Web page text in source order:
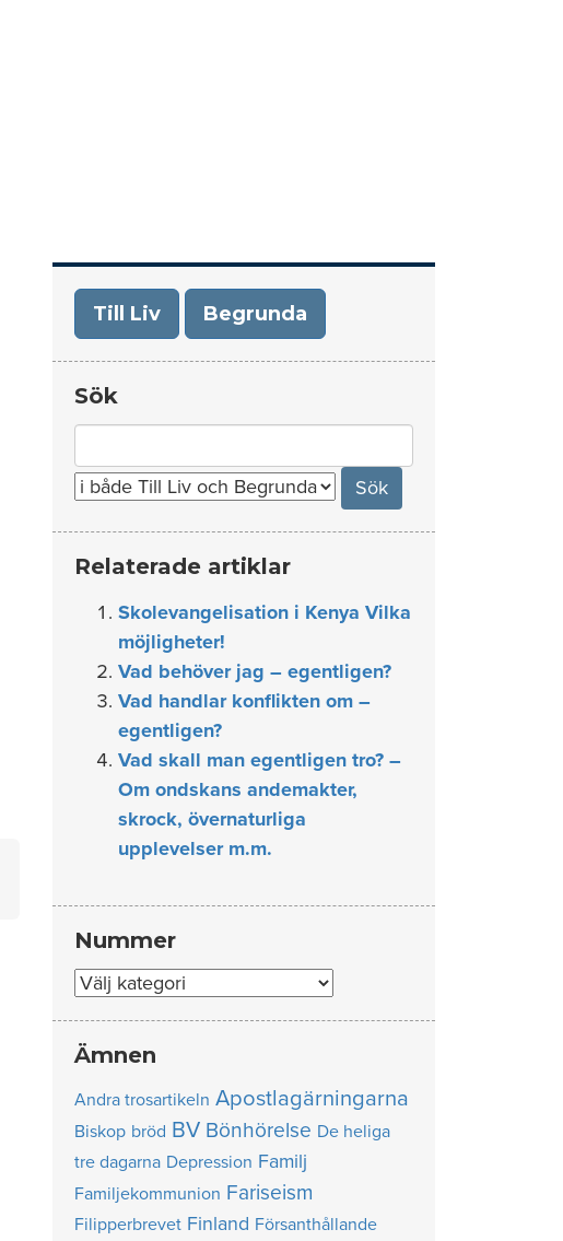
Till Liv Begrunda
Sök
for:
Relaterade artiklar
Skolevangelisation i Kenya Vilka
möjligheter!
Vad behöver jag – egentligen?
Vad handlar konflikten om –
egentligen?
Vad skall man egentligen tro? –
Om ondskans andemakter,
skrock, övernaturliga
upplevelser m.m.
Nummer
Nummer
Ämnen
Andra trosartikeln Apostlagärningarna
Biskop bröd BV Bönhörelse De heliga
tre dagarna Depression Familj
Familjekommunion Fariseism
Filipperbrevet Finland Försanthållande